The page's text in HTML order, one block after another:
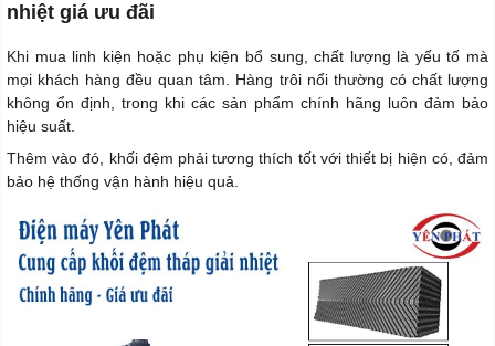
nhiệt giá ưu đãi
Khi mua linh kiện hoặc phụ kiện bổ sung, chất lượng là yếu tố mà
mọi khách hàng đều quan tâm. Hàng trôi nổi thường có chất lượng
không ổn định, trong khi các sản phẩm chính hãng luôn đảm bảo
hiệu suất.
Thêm vào đó, khối đệm phải tương thích tốt với thiết bị hiện có, đảm
bảo hệ thống vận hành hiệu quả.